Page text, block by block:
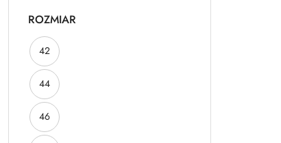
ROZMIAR
ROZMIAR:
42
ROZMIAR:
44
ROZMIAR:
46